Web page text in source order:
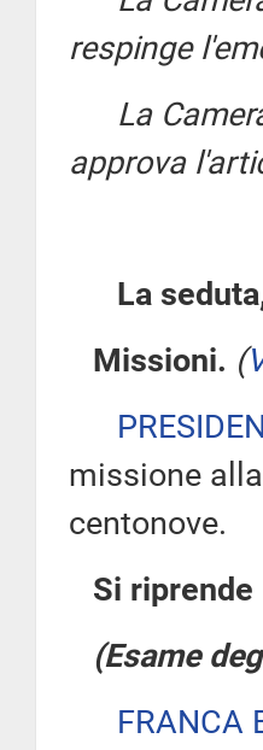
respinge
La
approva
La
Missioni. (
missione
centonove.
Si
(Esame
FRANCA